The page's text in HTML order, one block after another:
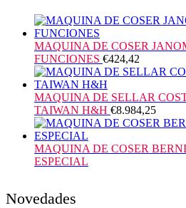
MAQUINA DE COSER
FUNCIONES €424,42
MAQUINA DE SELLAR
TAIWAN H&H €8.984,25
MAQUINA DE COSER
ESPECIAL
Novedades